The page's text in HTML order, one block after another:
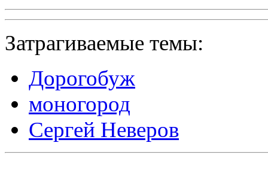
Затрагиваемые темы:
Дорогобуж
моногород
Сергей Неверов